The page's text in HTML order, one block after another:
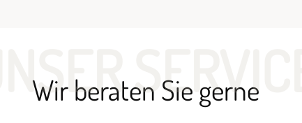
UNSER
Wir beraten Sie gerne